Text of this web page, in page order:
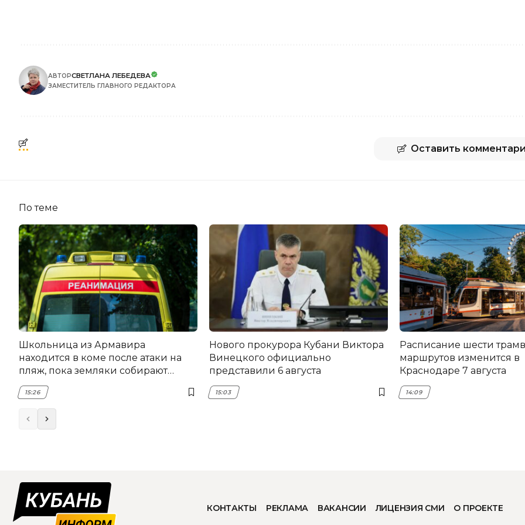
АВТОРСВЕТЛАНА ЛЕБЕДЕВА
ЗАМЕСТИТЕЛЬ ГЛАВНОГО РЕДАКТОРА
Оставить
По теме
Школьница из Армавира
находится в коме после атаки на
пляж, пока земляки собирают
помощь
15:26
Нового прокурора Кубани Виктора
Винецкого официально
представили 6 августа
15:03
Расписание шести
маршрутов изменится в
Краснодаре 7 августа
14:09
КОНТАКТЫ РЕКЛАМА ВАКАНСИИ ЛИЦЕНЗИЯ СМИ О ПРОЕКТЕ